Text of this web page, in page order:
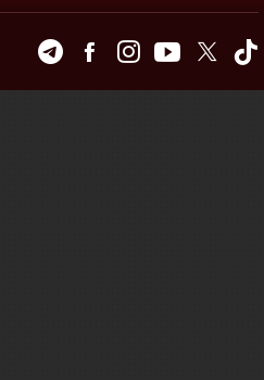
TelegramFacebookInstagramYoutubeTwitter